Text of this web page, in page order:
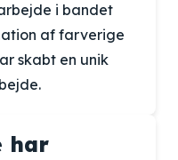
i bandet
af farverige
skabt en unik
har